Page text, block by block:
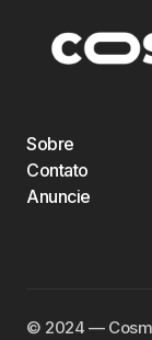
Sobre
Contato
Anuncie
©️ 2024 —